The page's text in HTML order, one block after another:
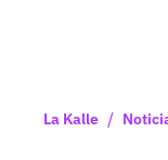
La Kalle /